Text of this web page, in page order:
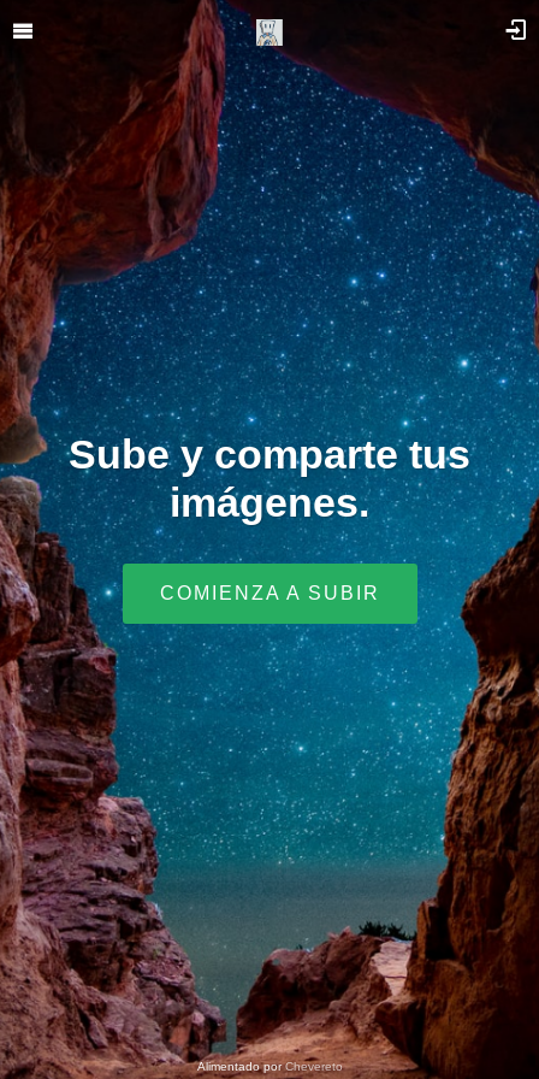
Sube y comparte tus
imágenes.
COMIENZA A SUBIR
Alimentado porChevereto